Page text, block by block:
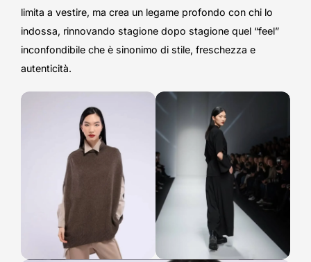
limita a vestire, ma crea un legame profondo con chi lo
indossa, rinnovando stagione dopo stagione quel “feel”
inconfondibile che è sinonimo di stile, freschezza e
autenticità.